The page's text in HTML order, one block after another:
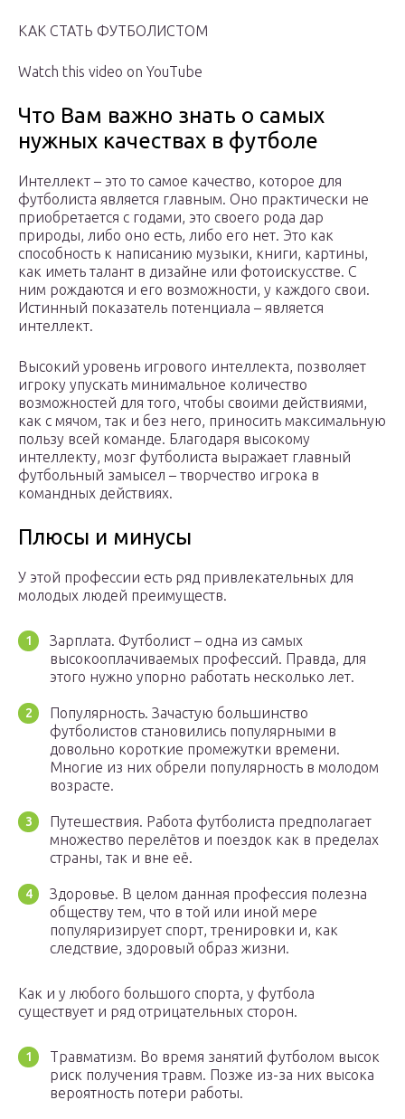
КАК СТАТЬ ФУТБОЛИСТОМ
Watch this video on YouTube
Что Вам важно знать о самых
нужных качествах в футболе
Интеллект – это то самое качество, которое для
футболиста является главным. Оно практически не
приобретается с годами, это своего рода дар
природы, либо оно есть, либо его нет. Это как
способность к написанию музыки, книги, картины,
как иметь талант в дизайне или фотоискусстве. С
ним рождаются и его возможности, у каждого свои.
Истинный показатель потенциала – является
интеллект.
Высокий уровень игрового интеллекта, позволяет
игроку упускать минимальное количество
возможностей для того, чтобы своими действиями,
как с мячом, так и без него, приносить максимальную
пользу всей команде. Благодаря высокому
интеллекту, мозг футболиста выражает главный
футбольный замысел – творчество игрока в
командных действиях.
Плюсы и минусы
У этой профессии есть ряд привлекательных для
молодых людей преимуществ.
Зарплата. Футболист – одна из самых
высокооплачиваемых профессий. Правда, для
этого нужно упорно работать несколько лет.
Популярность. Зачастую большинство
футболистов становились популярными в
довольно короткие промежутки времени.
Многие из них обрели популярность в молодом
возрасте.
Путешествия. Работа футболиста предполагает
множество перелётов и поездок как в пределах
страны, так и вне её.
Здоровье. В целом данная профессия полезна
обществу тем, что в той или иной мере
популяризирует спорт, тренировки и, как
следствие, здоровый образ жизни.
Как и у любого большого спорта, у футбола
существует и ряд отрицательных сторон.
Травматизм. Во время занятий футболом высок
риск получения травм. Позже из-за них высока
вероятность потери работы.